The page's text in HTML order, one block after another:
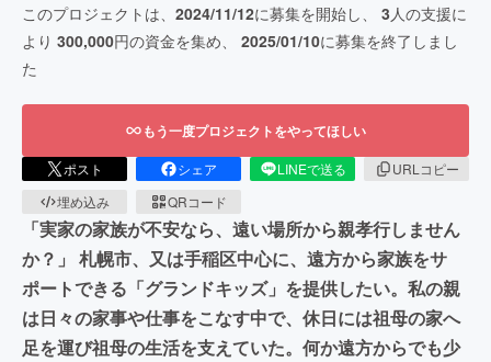
このプロジェクトは、 2024/11/12に募集を開始し、 3 人の支援に
より 300,000円の資金を集め、 2025/01/10に募集を終了しまし
た
もう一度プロジェクトをやってほしい
ポスト シェア LINEで送る
URLコピー
埋め込み
QRコード
「実家の家族が不安なら、遠い場所から親孝行しません
か？」 札幌市、又は手稲区中心に、遠方から家族をサ
ポートできる「グランドキッズ」を提供したい。私の親
は日々の家事や仕事をこなす中で、休日には祖母の家へ
足を運び祖母の生活を支えていた。何か遠方からでも少